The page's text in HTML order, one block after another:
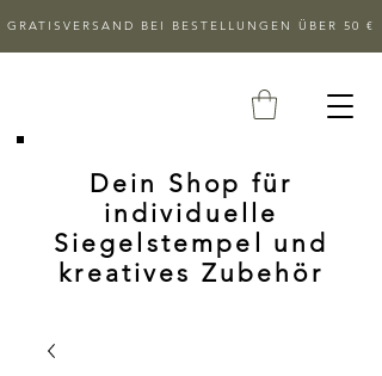
GRATISVERSAND BEI BESTELLUNGEN ÜBER 50 €
Dein Shop für
individuelle
Siegelstempel und
kreatives Zubehör